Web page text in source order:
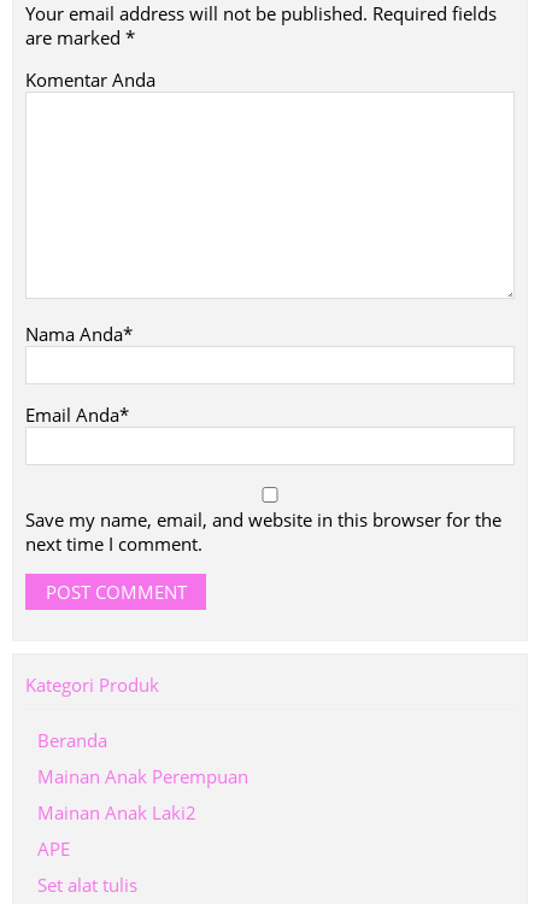
Your email address will not be published. Required fields
are marked *
Komentar Anda
Nama Anda*
Email Anda*
Save my name, email, and website in this browser for the
next time I comment.
Kategori Produk
Beranda
Mainan Anak Perempuan
Mainan Anak Laki2
APE
Set alat tulis